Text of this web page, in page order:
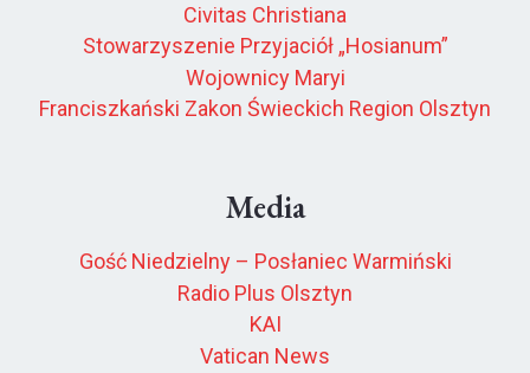
Civitas Christiana
Stowarzyszenie Przyjaciół „Hosianum”
Wojownicy Maryi
Franciszkański Zakon Świeckich Region Olsztyn
Media
Gość Niedzielny – Posłaniec Warmiński
Radio Plus Olsztyn
KAI
Vatican News